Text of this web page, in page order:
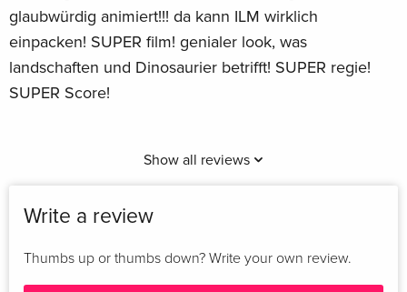
glaubwürdig animiert!!! da kann ILM wirklich
einpacken! SUPER film! genialer look, was
landschaften und Dinosaurier betrifft! SUPER regie!
SUPER Score!
Show all reviews
Write a review
Thumbs up or thumbs down? Write your own review.